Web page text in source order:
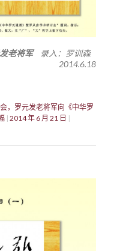
老将军录入：罗训森
2014.6.18
，罗元发老将军向《中华罗
2014 年 6 月 21 日